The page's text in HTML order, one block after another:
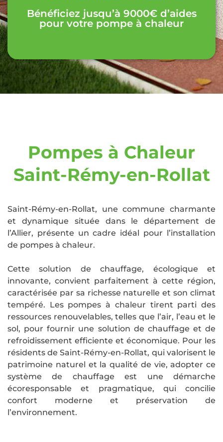
Bénéficiez jusqu’à 9000€ d’aides
pour votre pompe à chaleur
Pompes à Chaleur
Saint-Rémy-en-Rollat
Saint-Rémy-en-Rollat, une commune charmante
et dynamique située dans le département de
l’Allier, présente un cadre idéal pour l’installation
de pompes à chaleur.
Cette solution de chauffage, écologique et
innovante, convient parfaitement à cette région,
caractérisée par sa richesse naturelle et son climat
tempéré. Les pompes à chaleur tirent parti des
ressources renouvelables, telles que l’air, l’eau et le
sol, pour fournir une solution de chauffage et de
refroidissement efficiente et économique. Pour les
résidents de Saint-Rémy-en-Rollat, qui valorisent le
patrimoine naturel et la qualité de vie, adopter ce
système de chauffage est une démarche
écoresponsable et pragmatique, qui concilie
confort moderne et préservation de
l’environnement.